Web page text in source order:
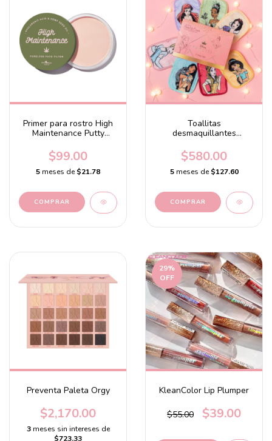
Primer para rostro High
Maintenance Putty
$99.00
5 meses de$21.78
Toallitas
desmaquillantes
7-Da
$580.00
5 meses de$127.60
Preventa Paleta Orgy
$2,170.00
3 meses sin intereses de
$723.33
29%
OFF
KleanColor Lip Plumper
$55.00 $39.00